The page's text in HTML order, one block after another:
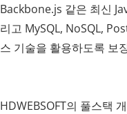
Backbone.js 같은 최신
리고 MySQL, NoSQL,
스 기술을 활용하도록 보
HDWEBSOFT의 풀스택